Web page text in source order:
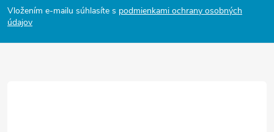
e
Vložením e-mailu súhlasíte s podmienkami ochrany osobných
údajov